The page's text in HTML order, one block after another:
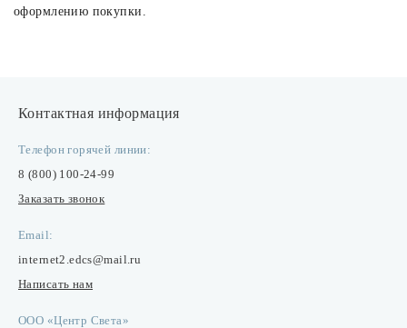
оформлению покупки.
Контактная информация
Телефон горячей линии:
8 (800) 100-24-99
Заказать звонок
Email:
internet2.edcs@mail.ru
Написать нам
ООО «Центр Света»